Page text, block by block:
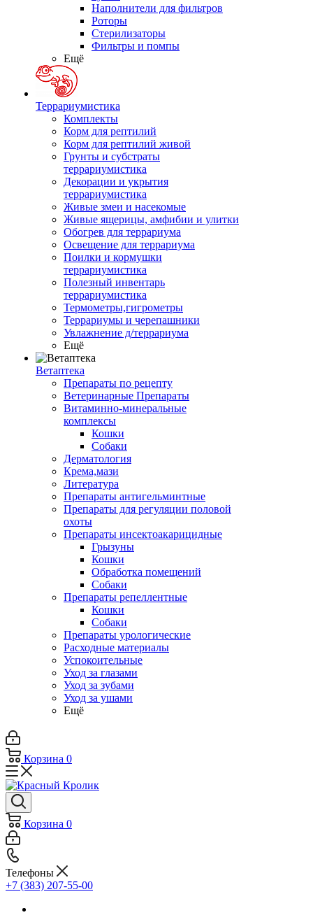
Наполнители для фильтров
Роторы
Стерилизаторы
Фильтры и помпы
Ещё
Террариумистика
Комплекты
Корм для рептилий
Корм для рептилий живой
Грунты и субстраты
террариумистика
Декорации и укрытия
террариумистика
Живые змеи и насекомые
Живые ящерицы, амфибии и улитки
Обогрев для террариума
Освещение для террариума
Поилки и кормушки
террариумистика
Полезный инвентарь
террариумистика
Термометры,гигрометры
Террариумы и черепашники
Увлажнение д/террариума
Ещё
Ветаптека
Препараты по рецепту
Ветеринарные Препараты
Витаминно-минеральные
комплексы
Кошки
Собаки
Дерматология
Крема,мази
Литература
Препараты антигельминтные
Препараты для регуляции половой
охоты
Препараты инсектоакарицидные
Грызуны
Кошки
Обработка помещений
Собаки
Препараты репеллентные
Кошки
Собаки
Препараты урологические
Расходные материалы
Успокоительные
Уход за глазами
Уход за зубами
Уход за ушами
Ещё
Корзина 0
Корзина 0
Телефоны
+7 (383) 207-55-00